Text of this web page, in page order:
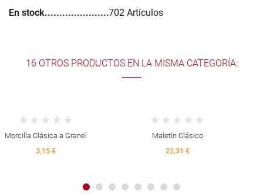
En stock
702 Artículos
16 OTROS PRODUCTOS EN LA MISMA CATEGORÍA:
Maletín Clásico
Estuche Morcilla Clasica